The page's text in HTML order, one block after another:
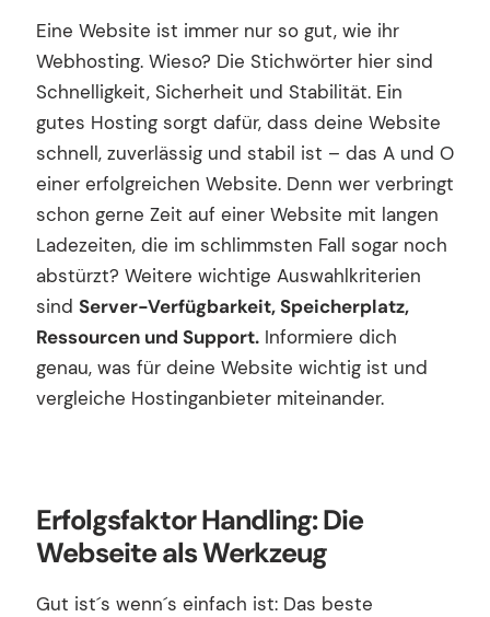
Eine Website ist immer nur so gut, wie ihr
Webhosting. Wieso? Die Stichwörter hier sind
Schnelligkeit, Sicherheit und Stabilität. Ein
gutes Hosting sorgt dafür, dass deine Website
schnell, zuverlässig und stabil ist – das A und O
einer erfolgreichen Website. Denn wer verbringt
schon gerne Zeit auf einer Website mit langen
Ladezeiten, die im schlimmsten Fall sogar noch
abstürzt? Weitere wichtige Auswahlkriterien
sind Server-Verfügbarkeit, Speicherplatz,
Ressourcen und Support. Informiere dich
genau, was für deine Website wichtig ist und
vergleiche Hostinganbieter miteinander.
Erfolgsfaktor Handling: Die
Webseite als Werkzeug
Gut ist´s wenn´s einfach ist: Das beste